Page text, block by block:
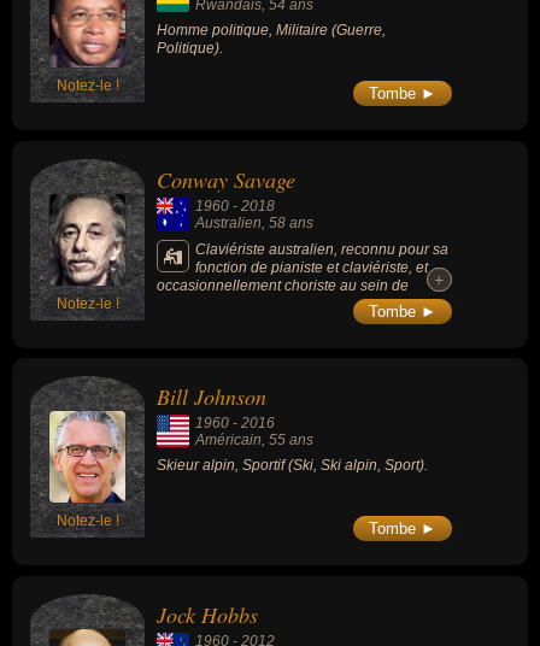
Notez-le !
Rwandais, 54 ans
Homme politique, Militaire (Guerre,
Politique).
Tombe ►
Notez-le !
Conway Savage
1960 - 2018
Australien , 58 ans
Claviériste australien, reconnu pour sa
fonction de pianiste et claviériste, et
occasionnellement choriste au sein de
groupe Nick Cave and the Bad Seeds depuis
l'album « The Good Son » (1990) et la
« Where the Wild Roses Grow ».
+
+
Tombe ►
Notez-le !
Bill Johnson
1960 - 2016
Américain, 55 ans
Skieur alpin, Sportif (Ski, Ski alpin, Sport).
Tombe ►
Jock Hobbs
1960 - 2012